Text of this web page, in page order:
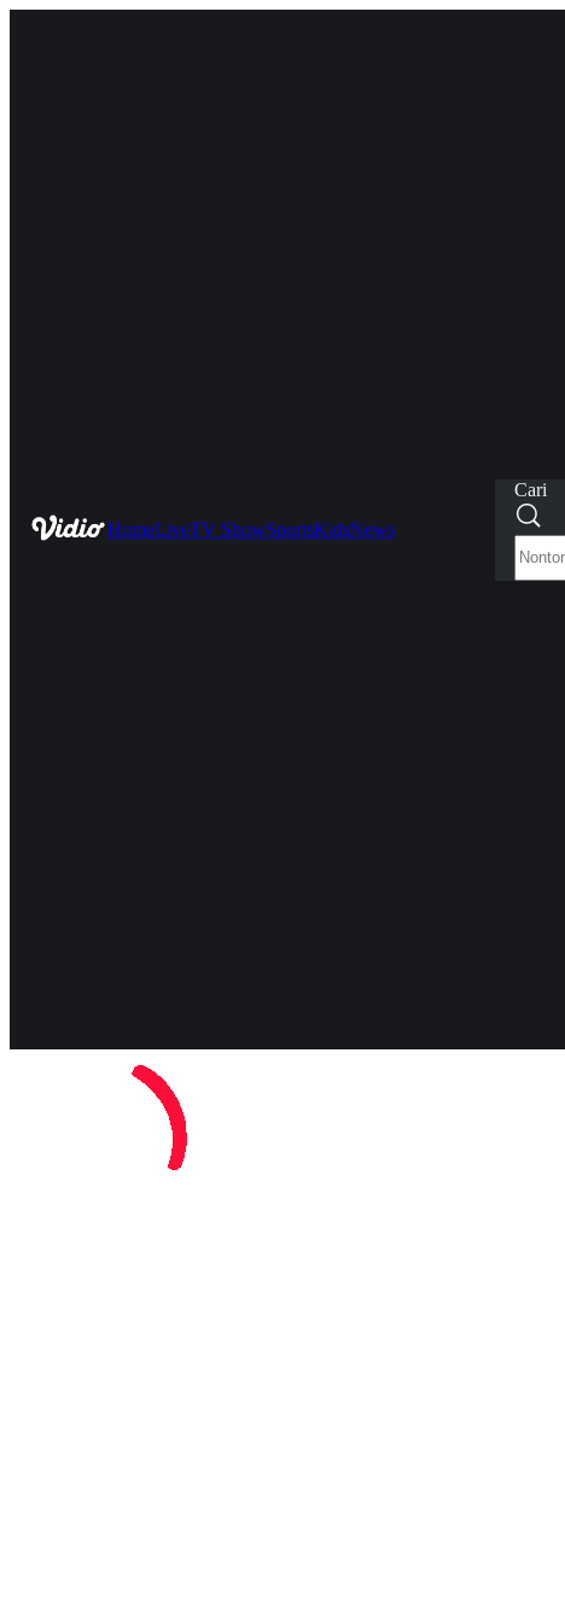
HomeLiveTV ShowSportsKidsNews
Cari